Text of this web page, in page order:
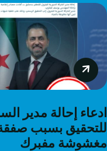
ادعاء إحالة مدير
للتحقيق بسبب
مغشوشة مفبرك